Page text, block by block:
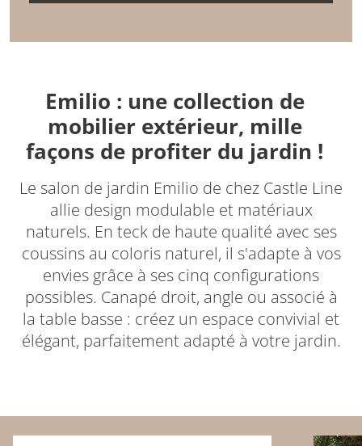
Emilio : une collection de
mobilier extérieur, mille
façons de profiter du jardin !
Le salon de jardin Emilio de chez Castle Line
allie design modulable et matériaux
naturels. En teck de haute qualité avec ses
coussins au coloris naturel, il s'adapte à vos
envies grâce à ses cinq configurations
possibles. Canapé droit, angle ou associé à
la table basse : créez un espace convivial et
élégant, parfaitement adapté à votre jardin.